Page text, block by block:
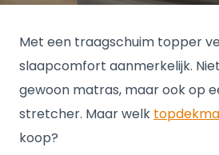
Met een traagschuim topper
slaapcomfort aanmerkelijk.
gewoon matras, maar ook op
stretcher. Maar welk
koop?